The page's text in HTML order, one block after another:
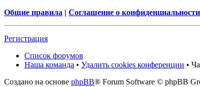
Общие правила | Соглашение о конфиденциальности
Регистрация
Список форумов
Наша команда • Удалить cookies конференции •
Создано на основе phpBB® Forum Software © phpBB